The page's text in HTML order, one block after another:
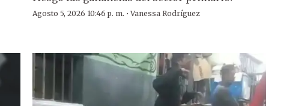
Agosto 5, 2026 10:46 p. m. ·Vanessa Rodríguez